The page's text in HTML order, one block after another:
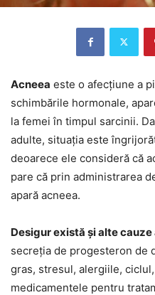
Acneea este o afecțiune a
schimbările hormonale,
la femei în timpul sarcinii.
adulte, situația este
deoarece ele consideră că
pare că prin administrarea
apară acneea.
Desigur există și alte
secreția de progesteron de
gras, stresul, alergiile,
medicamentele pentru